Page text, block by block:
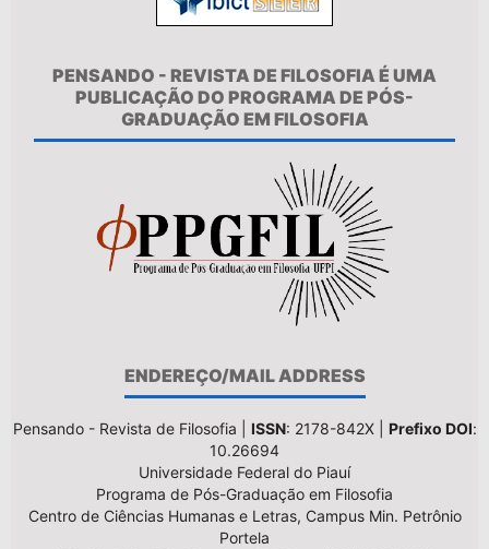
PENSANDO - REVISTA DE FILOSOFIA É UMA
PUBLICAÇÃO DO PROGRAMA DE PÓS-
GRADUAÇÃO EM FILOSOFIA
ENDEREÇO/MAIL ADDRESS
Pensando - Revista de Filosofia | ISSN: 2178-842X | Prefixo DOI:
10.26694
Universidade Federal do Piauí
Programa de Pós-Graduação em Filosofia
Centro de Ciências Humanas e Letras, Campus Min. Petrônio
Portela